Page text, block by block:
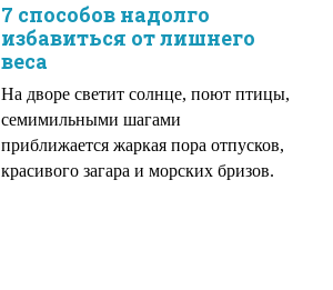
7 способов надолго
избавиться от лишнего
веса
На дворе светит солнце, поют птицы,
семимильными шагами
приближается жаркая пора отпусков,
красивого загара и морских бризов.